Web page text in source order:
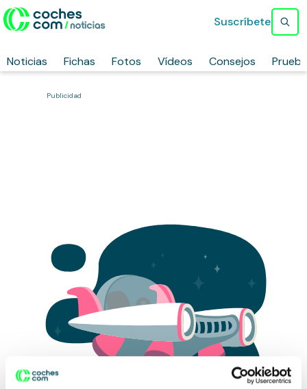
Noticias Fichas Fotos Vídeos Consejos
Suscríbete
Publicidad